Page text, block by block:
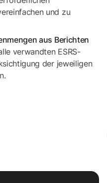
und zu
aus Berichten
verwandten ESRS-
der jeweiligen